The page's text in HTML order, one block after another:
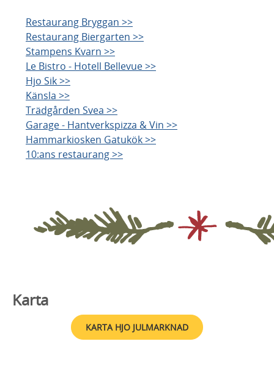
Restaurang Bryggan >>
Restaurang Biergarten >>
Stampens Kvarn >>
Le Bistro - Hotell Bellevue >>
Hjo Sik >>
Känsla >>
Trädgården Svea >>
Garage - Hantverkspizza & Vin >>
Hammarkiosken Gatukök >>
10:ans restaurang >>
Karta
KARTA HJO JULMARKNAD